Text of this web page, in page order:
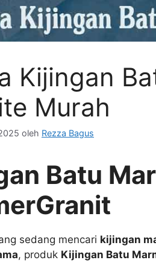
Kijingan
Murah
oleh Rezza Bagus
Batu
sedang mencari kijingan
, produk Kijingan Batu